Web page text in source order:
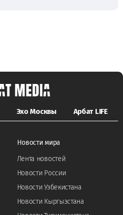
Эхо Москвы Арбат LIFE
Новости мира
Лента новостей
Новости России
Новости Узбекистана
Новости Кыргызстана